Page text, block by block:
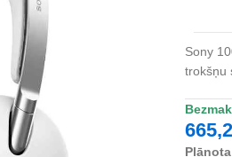
Sony
trokšņu